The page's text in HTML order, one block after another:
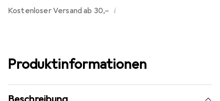
Kostenloser Versand ab 30,– i
Produktinformationen